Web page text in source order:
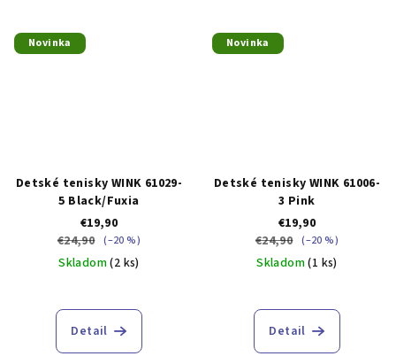
Novinka
Detské tenisky WINK 61029-
5 Black/Fuxia
€19,90
€24,90 (–20 %)
Skladom(2 ks)
Detail
Novinka
Detské tenisky WINK 61006-
3 Pink
€19,90
€24,90 (–20 %)
Skladom(1 ks)
Detail